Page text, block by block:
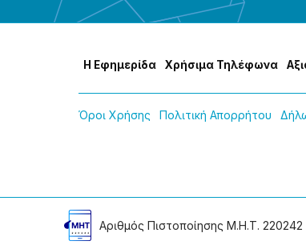
Η Εφημερίδα Χρήσɩμα Τηλέφωνα
Όροɩ Χρήσης Πολɩτɩκή Απορρήτου
Αρɩθμός Πɩστοποίησης Μ.Η.Τ. 220242